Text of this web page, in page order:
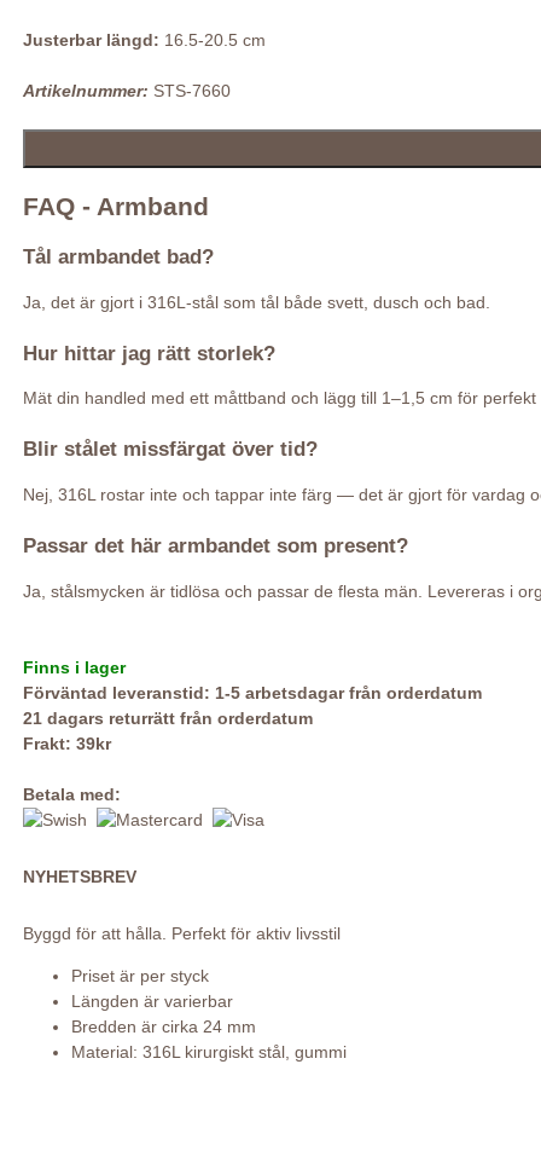
Justerbar längd: 16.5-20.5 cm
Artikelnummer: STS-7660
FAQ - Armband
Tål armbandet bad?
Ja, det är gjort i 316L-stål som tål både svett, dusch och bad.
Hur hittar jag rätt storlek?
Mät din handled med ett måttband och lägg till 1–1,5 cm för perfekt
Blir stålet missfärgat över tid?
Nej, 316L rostar inte och tappar inte färg — det är gjort för vardag
Passar det här armbandet som present?
Ja, stålsmycken är tidlösa och passar de flesta män. Levereras i
Finns i lager
Förväntad leveranstid: 1-5 arbetsdagar från orderdatum
21 dagars returrätt från orderdatum
Frakt: 39kr
Betala med:
NYHETSBREV
Byggd för att hålla. Perfekt för aktiv livsstil
Priset är per styck
Längden är varierbar
Bredden är cirka 24 mm
Material: 316L kirurgiskt stål, gummi